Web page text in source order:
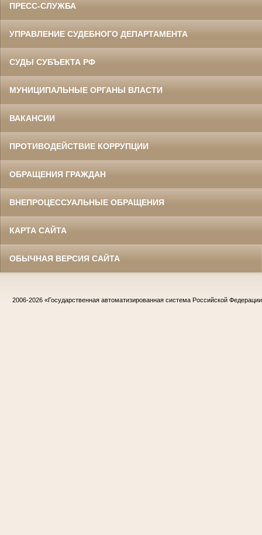
ПРЕСС-СЛУЖБА
УПРАВЛЕНИЕ СУДЕБНОГО ДЕПАРТАМЕНТА
СУДЫ СУБЪЕКТА РФ
МУНИЦИПАЛЬНЫЕ ОРГАНЫ ВЛАСТИ
ВАКАНСИИ
ПРОТИВОДЕЙСТВИЕ КОРРУПЦИИ
ОБРАЩЕНИЯ ГРАЖДАН
ВНЕПРОЦЕССУАЛЬНЫЕ ОБРАЩЕНИЯ
КАРТА САЙТА
ОБЫЧНАЯ ВЕРСИЯ САЙТА
2006-2026 «Государственная автоматизированная система Российской